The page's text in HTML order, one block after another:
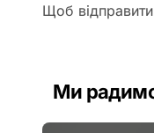
Щоб
Ми